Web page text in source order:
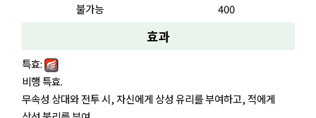
불가능 400
효과
특효:
비행 특효.
무속성 상대와 전투 시, 자신에게 상성 유리를 부여하고, 적에게